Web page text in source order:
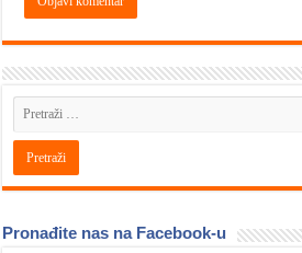
Pronađite nas na Facebook-u